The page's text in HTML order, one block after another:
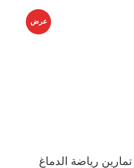
عرض
رياضة الدماغ